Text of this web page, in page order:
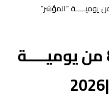
الوسم :‬ العدد 88 من يوميـــــة “المؤشر”
العدد 88 من يوميـــــة